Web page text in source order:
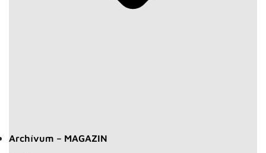
Archívum – MAGAZIN